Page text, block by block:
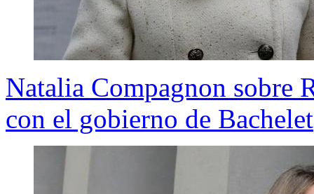
Natalia Compagnon sobre
con el gobierno de Bachelet